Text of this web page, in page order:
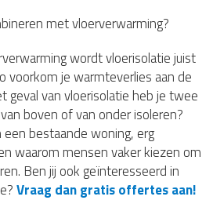
met vloerverwarming?
wordt vloerisolatie juist
voorkom je warmteverlies aan de
geval van vloerisolatie heb je twee
boven of van onder isoleren?
bestaande woning, erg
waarom mensen vaker kiezen om
Ben jij ook geïnteresseerd in
Vraag dan gratis offertes aan!